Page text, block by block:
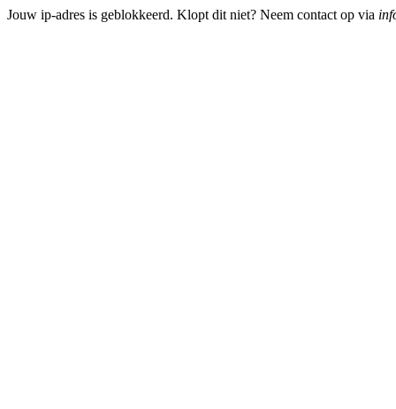
Jouw ip-adres is geblokkeerd. Klopt dit niet? Neem contact op via